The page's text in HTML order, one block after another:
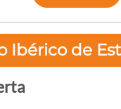
Ibérico de